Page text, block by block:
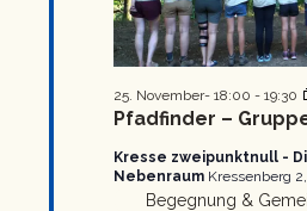
Pfadfinder –
25. November- 18:00 - 19:30
Kresse zweipunktnull -
Nebenraum Kressenberg
Begegnung &